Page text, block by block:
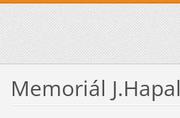
Memoriál